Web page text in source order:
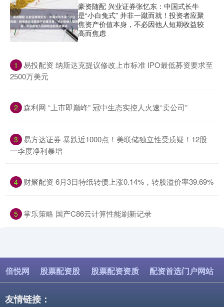
豪资随配 兴业证券张忆东：中国式长牛
是“小白兔式” 并非一蹴而就！投资者应聚
焦资产价值本身，不必因他人短期收益较
高而焦虑
1
​易投配资 纳斯达克提议修改上市标准 IPO最低募资要求至
2500万美元
2 ​森利网 “上市即巅峰” 冠中生态实控人火速“卖公司”
3 ​易方达证券 暴跌近1000点！美联储独立性受质疑！12股
一季度净利暴增
4 ​财聚配资 6月3日特纸转债上涨0.14%，转股溢价率39.69%
5 ​掌乐策略 国产C86云计算性能刷新记录
倍悦网 股票配资股 股票配资资质 配资首选门户网站
友情链接：